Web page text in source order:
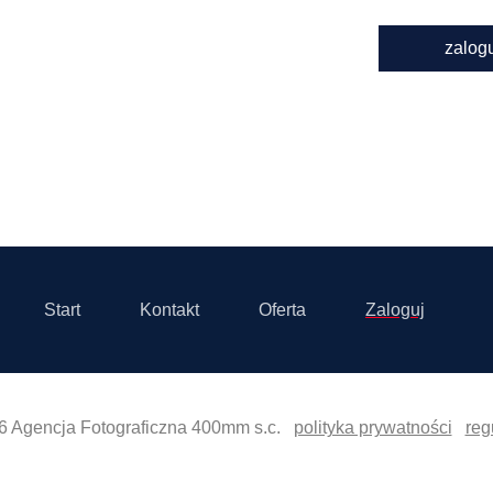
Start Kontakt Oferta Zaloguj
Agencja Fotograficzna 400mm s.c. polityka prywatności